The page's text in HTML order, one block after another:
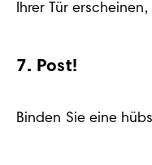
Ihrer Tür
7. Post!
Binden Sie eine